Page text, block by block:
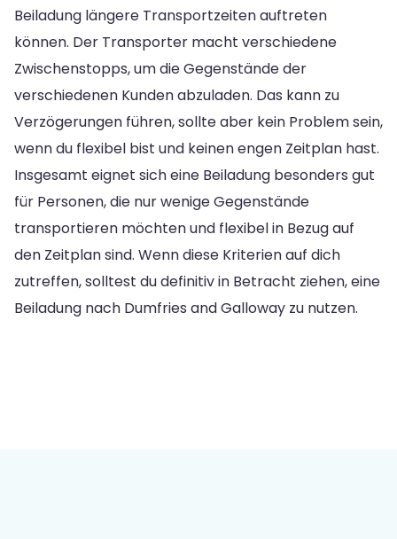
Beiladung längere Transportzeiten auftreten
können. Der Transporter macht verschiedene
Zwischenstopps, um die Gegenstände der
verschiedenen Kunden abzuladen. Das kann zu
Verzögerungen führen, sollte aber kein Problem sein,
wenn du flexibel bist und keinen engen Zeitplan hast.
Insgesamt eignet sich eine Beiladung besonders gut
für Personen, die nur wenige Gegenstände
transportieren möchten und flexibel in Bezug auf
den Zeitplan sind. Wenn diese Kriterien auf dich
zutreffen, solltest du definitiv in Betracht ziehen, eine
Beiladung nach Dumfries and Galloway zu nutzen.